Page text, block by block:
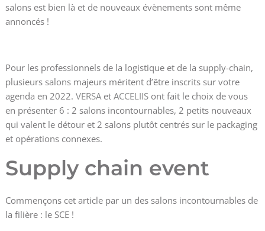
salons est bien là et de nouveaux évènements sont même
annoncés !
Pour les professionnels de la logistique et de la supply-chain,
plusieurs salons majeurs méritent d’être inscrits sur votre
agenda en 2022. VERSAet ACCELIISont fait le choix de vous
en présenter 6 : 2 salons incontournables, 2 petits nouveaux
qui valent le détour et 2 salons plutôt centrés sur le packaging
et opérations connexes.
Supply chain event
Commençons cet article par un des salons incontournables de
la filière : le SCE !